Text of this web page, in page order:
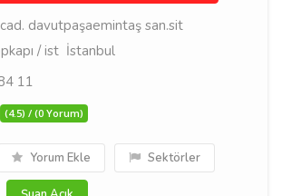
davutpaşaemintaş san.sit
/ ist İstanbul
11
(4.5) / (0 Yorum)
Yorum Ekle Sektörler